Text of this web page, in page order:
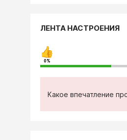
ЛЕНТА НАСТРОЕНИЯ
0%
Какое впечатление